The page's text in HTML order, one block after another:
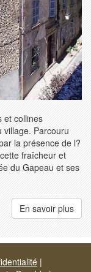
et collines
village. Parcouru
la présence de l?
fraîcheur et
du Gapeau et ses
En savoir plus
|